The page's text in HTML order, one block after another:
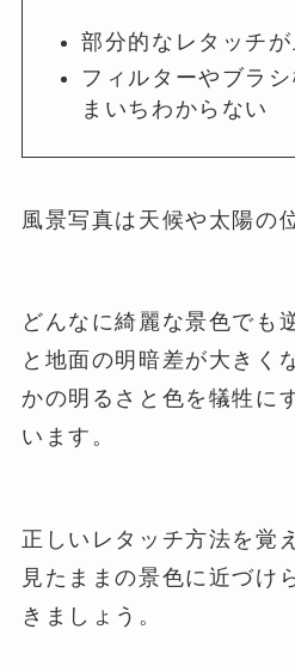
部分的なレタッチ
フィルターやブラ
まいちわからない
風景写真は天候や太陽の
どんなに綺麗な景色でも
と地面の明暗差が大きく
かの明るさと色を犠牲に
います。
正しいレタッチ方法を覚
見たままの景色に近づけ
きましょう。